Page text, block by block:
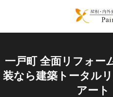
一戸町 全面リフォー
装なら建築トータル
アート